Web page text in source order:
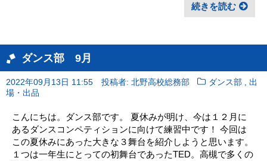
続きを読む
ダンス部 9月
2022年09月13日 11:55 投稿者: 北野高校総務部 ダンス部 ,出
場・出品
こんにちは。ダンス部です。 夏休みが明け、今は１２月に
あるダンスコンペティションに向けて練習中です！ 今回は
この夏休みにあった大きな３舞台を紹介しようと思います。
１つは一年生にとっての初舞台であったTED。高槻で多くの